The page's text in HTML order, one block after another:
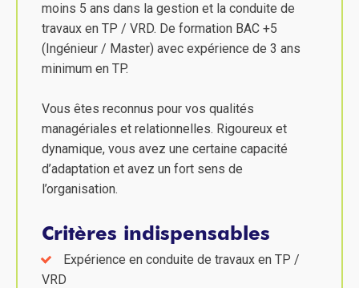
moins 5 ans dans la gestion et la conduite de
travaux en TP / VRD. De formation BAC +5
(Ingénieur / Master) avec expérience de 3 ans
minimum en TP.
Vous êtes reconnus pour vos qualités
managériales et relationnelles. Rigoureux et
dynamique, vous avez une certaine capacité
d’adaptation et avez un fort sens de
l’organisation.
Critères indispensables
Expérience en conduite de travaux en TP /
VRD